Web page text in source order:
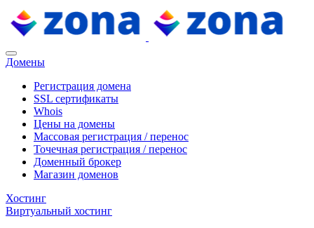
Домены
Регистрация домена
SSL сертификаты
Whois
Цены на домены
Массовая регистрация / перенос
Точечная регистрация / перенос
Доменный брокер
Магазин доменов
Хостинг
Виртуальный хостинг